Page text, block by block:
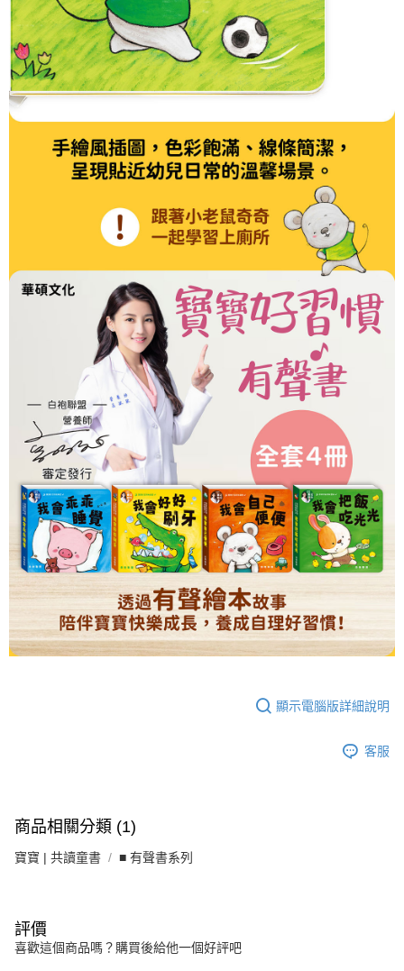
顯示電腦版詳細說明
客服
商品相關分類 (1)
寶寶 | 共讀童書 ■ 有聲書系列
評價
喜歡這個商品嗎？購買後給他一個好評吧